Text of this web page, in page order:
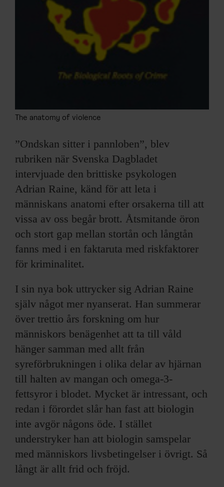
The anatomy of violence
”Ondskan sitter i pannloben”, blev
rubriken när Svenska Dagbladet
intervjuade den brittiske psykologen
Adrian Raine, känd för att leta i
människans anatomi efter orsakerna till att
vissa av oss begår brott. Åtsmitande öron
och stort gap mellan stortån och långtån
fanns med i en faktaruta med riskfaktorer
för kriminalitet.
I sin nya bok uttrycker sig Adrian Raine
själv något mer nyanserat. Han summerar
över trettio års forskning om hur
människors benägenhet att ta till våld
hänger samman med allt från
syreförbrukningen i olika delar av hjärnan
till halten av mangan och omega-3-
fettsyror i blodet. Mycket är intressant, och
redan i förordet slår han fast att biologin
inte avgör någons öde. I stället
understryker han att biologin samspelar
med människors livsbetingelser i övrigt. Så
långt är allt frid och fröjd.